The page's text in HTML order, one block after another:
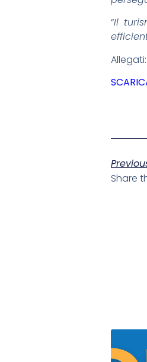
“Il
Allegati:
Share